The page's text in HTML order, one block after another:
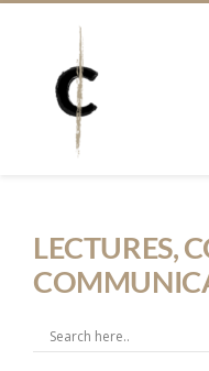
content
NEWS
LECTURES,